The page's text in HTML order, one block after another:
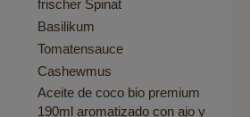
frischer Spinat
Basilikum
Tomatensauce
Cashewmus
Aceite de coco bio premium
190ml aromatizado con ajo y